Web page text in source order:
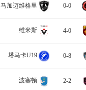
马加迈维格里 0-0
维米斯 4-0
塔马卡U19 0-8
波塞顿 2-2